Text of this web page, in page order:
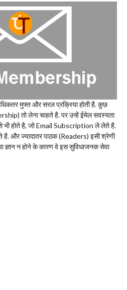
मुफ्त और सरल प्रक्रिया होती है. कुछ
तो लेना चाहते है. पर उन्हें ईमेल सदस्यता
भी होते है, जो Email Subscription ले लेते है.
और ज्यादातर पाठक (Readers) इसी श्रेणी
ज्ञान न होने के कारण वे इस सुविधाजनक सेवा